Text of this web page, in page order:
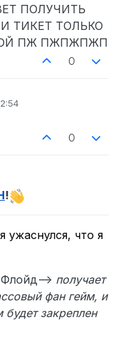
ПОЛУЧИТЬ
ТИКЕТ ТОЛЬКО
ПЖ ПЖПЖПЖП
0
0
!
ужаснулся, что я
получает
фан гейм, и
закреплен